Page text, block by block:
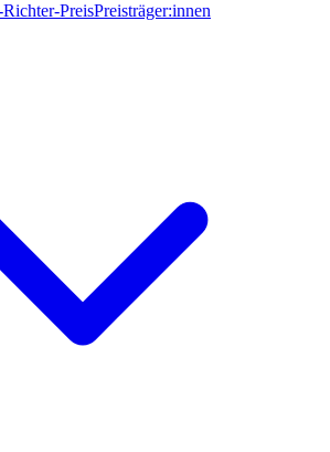
PreisPreisträger:innen